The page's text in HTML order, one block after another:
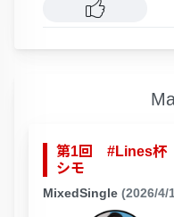
第1回 #Lines杯
シモ
MixedSingle (2026/4/